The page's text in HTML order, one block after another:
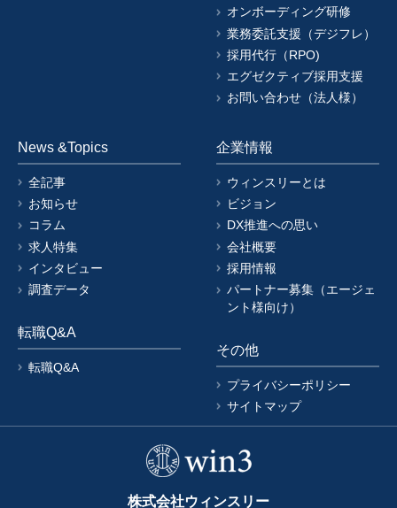
オンボーディング研修
業務委託支援（デジフレ）
採用代行（RPO)
エグゼクティブ採用支援
お問い合わせ（法人様）
News &Topics
全記事
お知らせ
コラム
求人特集
インタビュー
調査データ
転職Q&A
転職Q&A
企業情報
ウィンスリーとは
ビジョン
DX推進への思い
会社概要
採用情報
パートナー募集（エージェ
ント様向け）
その他
プライバシーポリシー
サイトマップ
株式会社ウィンスリー